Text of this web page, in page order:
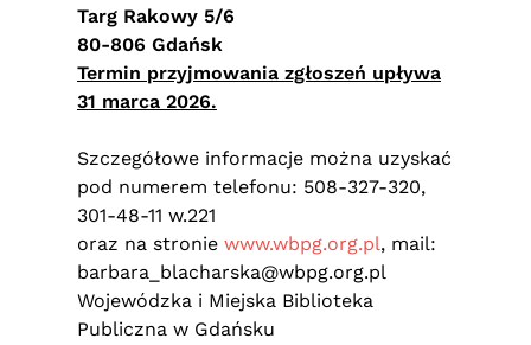
Targ Rakowy 5/6
80-806 Gdańsk
Termin przyjmowania zgłoszeń upływa
31 marca 2026.
Szczegółowe informacje można uzyskać
pod numerem telefonu: 508-327-320,
301-48-11 w.221
oraz na stronie www.wbpg.org.pl, mail:
barbara_blacharska@wbpg.org.pl
Wojewódzka i Miejska Biblioteka
Publiczna w Gdańsku